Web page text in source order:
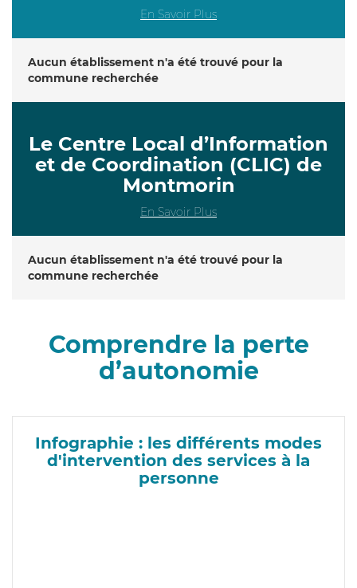
En Savoir Plus
Aucun établissement n'a été trouvé pour la
commune recherchée
Le Centre Local d’Information
et de Coordination (CLIC) de
Montmorin
En Savoir Plus
Aucun établissement n'a été trouvé pour la
commune recherchée
Comprendre la perte
d’autonomie
Infographie : les différents modes
d'intervention des services à la
personne